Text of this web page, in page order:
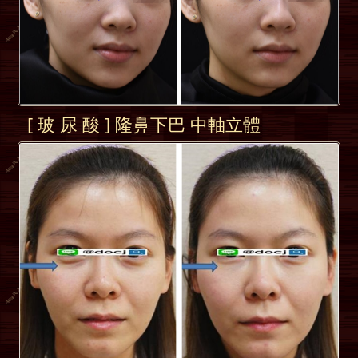
[ 玻 尿 酸 ] 隆鼻下巴 中軸立體